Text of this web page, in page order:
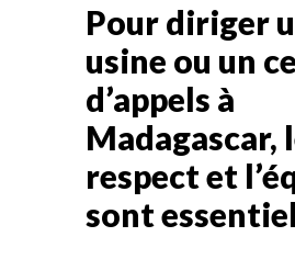
Pour diriger
usine ou un
d’appels à
Madagascar,
respect et
sont